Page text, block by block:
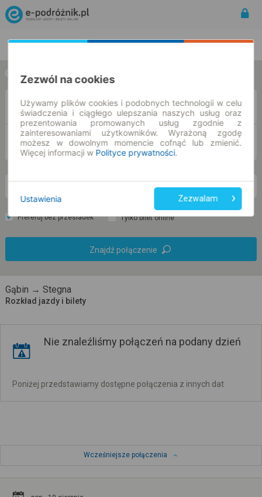
w jedną stronę w obie strony
Z
-- : --
Preferuj bez przesiadek Tylko bilet online
Znajdź połączenie
Gąbin → Stegna
Rozkład jazdy i bilety
Nie znaleźliśmy połączeń na podany dzień
Poniżej przedstawiamy dostępne połączenia z innych dat
Wcześniejsze połączenia
Zezwól na cookies
Używamy plików cookies i podobnych technologii w celu
świadczenia i ciągłego ulepszania naszych usług oraz
prezentowania promowanych usług zgodnie z
zainteresowaniami użytkowników. Wyrażoną zgodę
możesz w dowolnym momencie cofnąć lub zmienić.
Więcej informacji w Polityce prywatności.
Ustawienia Zezwalam